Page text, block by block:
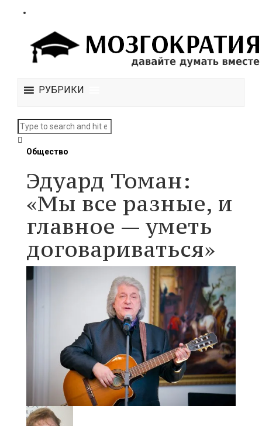
РУБРИКИ
Общество
Эдуард Томан:
«Мы все разные, и
главное — уметь
договариваться»